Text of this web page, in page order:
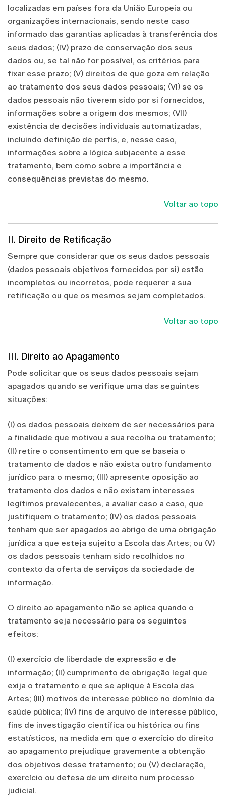
localizadas em países fora da União Europeia ou
organizações internacionais, sendo neste caso
informado das garantias aplicadas à transferência dos
seus dados; (IV) prazo de conservação dos seus
dados ou, se tal não for possível, os critérios para
fixar esse prazo; (V) direitos de que goza em relação
ao tratamento dos seus dados pessoais; (VI) se os
dados pessoais não tiverem sido por si fornecidos,
informações sobre a origem dos mesmos; (VII)
existência de decisões individuais automatizadas,
incluindo definição de perfis, e, nesse caso,
informações sobre a lógica subjacente a esse
tratamento, bem como sobre a importância e
consequências previstas do mesmo.
Voltar ao topo
II. Direito de Retificação
Sempre que considerar que os seus dados pessoais
(dados pessoais objetivos fornecidos por si) estão
incompletos ou incorretos, pode requerer a sua
retificação ou que os mesmos sejam completados.
Voltar ao topo
III. Direito ao Apagamento
Pode solicitar que os seus dados pessoais sejam
apagados quando se verifique uma das seguintes
situações:
(I) os dados pessoais deixem de ser necessários para
a finalidade que motivou a sua recolha ou tratamento;
(II) retire o consentimento em que se baseia o
tratamento de dados e não exista outro fundamento
jurídico para o mesmo; (III) apresente oposição ao
tratamento dos dados e não existam interesses
legítimos prevalecentes, a avaliar caso a caso, que
justifiquem o tratamento; (IV) os dados pessoais
tenham que ser apagados ao abrigo de uma obrigação
jurídica a que esteja sujeito a Escola das Artes; ou (V)
os dados pessoais tenham sido recolhidos no
contexto da oferta de serviços da sociedade de
informação.
O direito ao apagamento não se aplica quando o
tratamento seja necessário para os seguintes
efeitos:
(I) exercício de liberdade de expressão e de
informação; (II) cumprimento de obrigação legal que
exija o tratamento e que se aplique à Escola das
Artes; (III) motivos de interesse público no domínio da
saúde pública; (IV) fins de arquivo de interesse público,
fins de investigação científica ou histórica ou fins
estatísticos, na medida em que o exercício do direito
ao apagamento prejudique gravemente a obtenção
dos objetivos desse tratamento; ou (V) declaração,
exercício ou defesa de um direito num processo
judicial.